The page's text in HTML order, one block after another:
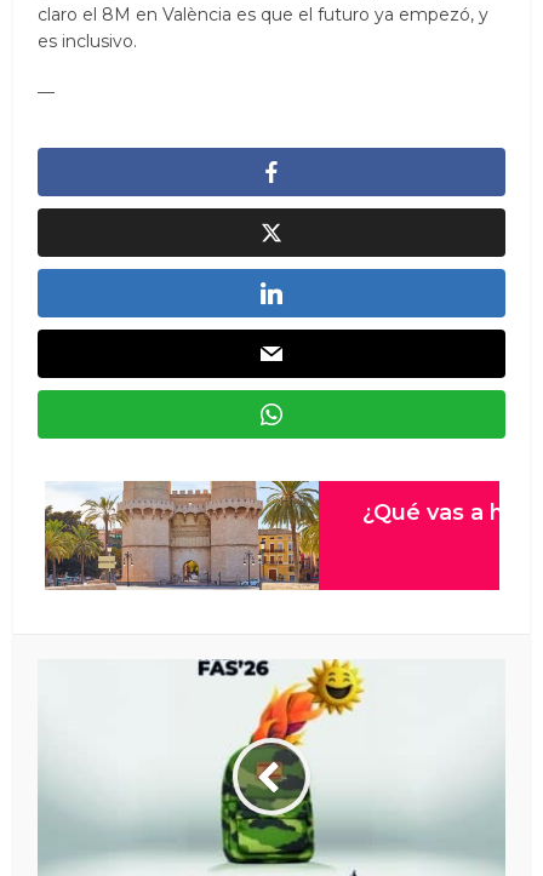
claro el 8M en València es que el futuro ya empezó, y
es inclusivo.
—